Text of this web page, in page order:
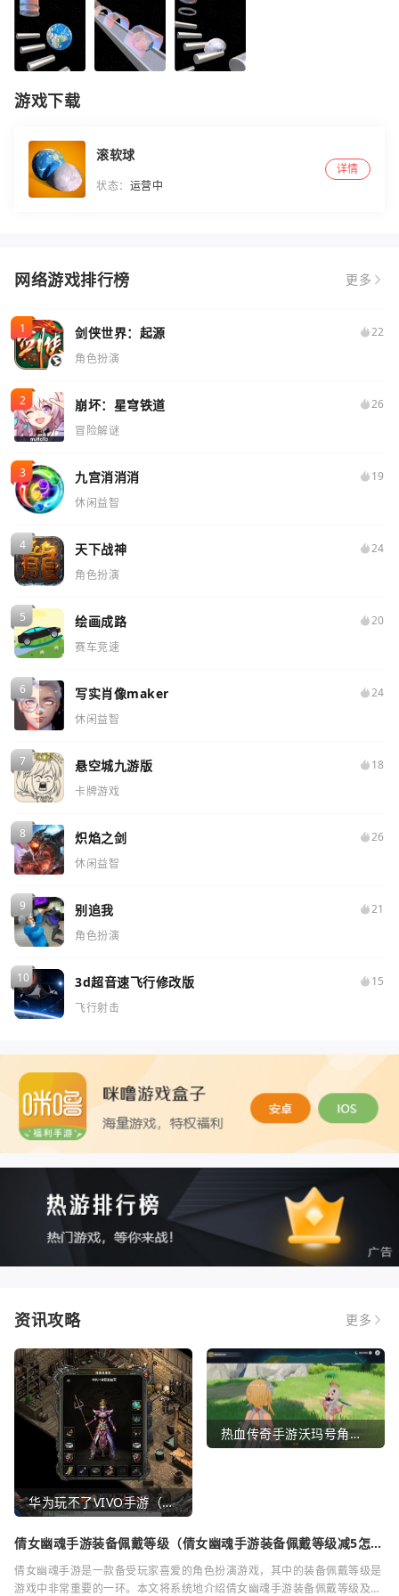
游戏下载
滚软球
状态： 运营中
详情
网络游戏排行榜 更多
剑侠世界：起源
22
角色扮演
崩坏：星穹铁道
26
冒险解谜
九宫消消消
19
休闲益智
天下战神
24
角色扮演
绘画成路
20
赛车竞速
写实肖像maker
24
休闲益智
悬空城九游版
18
卡牌游戏
炽焰之剑
26
休闲益智
别追我
21
角色扮演
3d超音速飞行修改版
15
飞行射击
资讯攻略 更多
华为玩不了VIVO手游（华为玩不了VIVO手游怎么办）
热血传奇手游沃玛号角（热血传奇沃玛装备隐藏属性）
倩女幽魂手游装备佩戴等级（倩女幽魂手游装备佩戴等级减5怎么
倩女幽魂手游是一款备受玩家喜爱的角色扮演游戏，其中的装备佩戴等级是
游戏中非常重要的一环。本文将系统地介绍倩女幽魂手游装备佩戴等级及其